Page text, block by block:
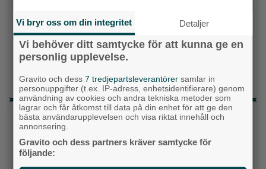
Centerpartiet
Liberalerna
Vet ej
Topp tre denna veckan
Fastighetsägarna vill ha ny hyresmodell –
Hyresgästföreningen kritiska
Vi bryr oss om din integritet Detaljer
Vi behöver ditt samtycke för att kunna ge en
personlig upplevelse.
Gravito och dess7 tredjepartsleverantörer samlar in
personuppgifter (t.ex. IP-adress, enhetsidentifierare) genom
användning av cookies och andra tekniska metoder som
lagrar och får åtkomst till data på din enhet för att ge den
bästa användarupplevelsen och visa riktat innehåll och
annonsering.
Gravito och dess partners kräver samtycke för
följande: